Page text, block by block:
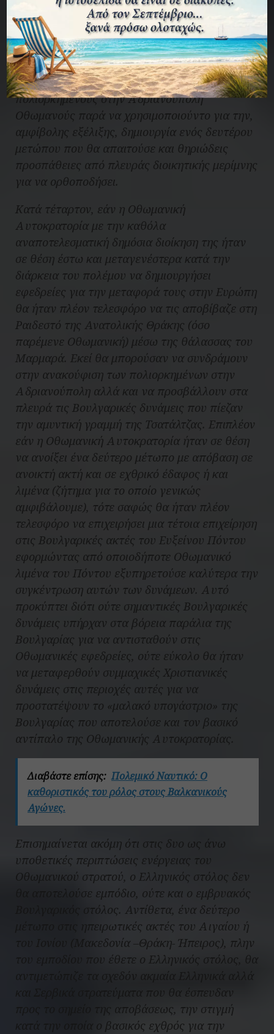
φτάσει λίγα χιλιόμετρα έξω από αυτήν. Εάν
λοιπόν υπήρχαν οι ως άνω εφεδρείες
πιθανότερο ήταν να αποσταλούν δια ξηράς
στην Κωνσταντινούπολη προκειμένου να την
σώσουν και συνάμα να ανακουφίσουν τους
πολιορκημένους στην Αδριανούπολη
Οθωμανούς παρά να χρησιμοποιούντο για την,
αμφίβολης εξέλιξης, δημιουργία ενός δευτέρου
μετώπου που θα απαιτούσε και θηριώδεις
προσπάθειες από πλευράς διοικητικής μερίμνης
για να ορθοποδήσει.
Κατά τέταρτον, εάν η Οθωμανική
Αυτοκρατορία με την καθόλα
αναποτελεσματική δημόσια διοίκηση της ήταν
σε θέση έστω και μεταγενέστερα κατά την
διάρκεια του πολέμου να δημιουργήσει
εφεδρείες για την μεταφορά τους στην Ευρώπη
θα ήταν πλέον τελεσφόρο να τις αποβίβαζε στη
Ραιδεστό της Ανατολικής Θράκης (όσο
παρέμενε Οθωμανική) μέσω της θάλασσας του
Μαρμαρά. Εκεί θα μπορούσαν να συνδράμουν
στην ανακούφιση των πολιορκημένων στην
Αδριανούπολη αλλά και να προσβάλλουν στα
πλευρά τις Βουλγαρικές δυνάμεις που πίεζαν
την αμυντική γραμμή της Τσατάλτζας. Επιπλέον
εάν η Οθωμανική Αυτοκρατορία ήταν σε θέση
να ανοίξει ένα δεύτερο μέτωπο με απόβαση σε
ανοικτή ακτή και σε εχθρικό έδαφος ή και
λιμένα (ζήτημα για το οποίο γενικώς
αμφιβάλουμε), τότε σαφώς θα ήταν πλέον
τελεσφόρο να επιχειρήσει μια τέτοια επιχείρηση
στις Βουλγαρικές ακτές του Ευξείνου Πόντου
εφορμώντας από οποιοδήποτε Οθωμανικό
λιμένα του Πόντου εξυπηρετούσε καλύτερα την
συγκέντρωση αυτών των δυνάμεων. Αυτό
προκύπτει διότι ούτε σημαντικές Βουλγαρικές
δυνάμεις υπήρχαν στα βόρεια παράλια της
Βουλγαρίας για να αντισταθούν στις
Οθωμανικές εφεδρείες, ούτε εύκολο θα ήταν
να μεταφερθούν συμμαχικές Χριστιανικές
δυνάμεις στις περιοχές αυτές για να
προστατέψουν το «μαλακό υπογάστριο» της
Βουλγαρίας που αποτελούσε και τον βασικό
αντίπαλο της Οθωμανικής Αυτοκρατορίας.
Διαβάστε επίσης: Πολεμικό Ναυτικό: Ο
καθοριστικός του ρόλος στους Βαλκανικούς
Αγώνες.
Επισημαίνεται ακόμη ότι στις δυο ως άνω
υποθετικές περιπτώσεις ενέργειας του
Οθωμανικού στρατού, ο Ελληνικός στόλος δεν
θα αποτελούσε εμπόδιο, ούτε και ο εμβρυακός
Βουλγαρικός στόλος. Αντίθετα, ένα δεύτερο
μέτωπο στις ηπειρωτικές ακτές του Αιγαίου ή
του Ιονίου (Μακεδονία –Θράκη- Ήπειρος), πλην
του εμποδίου που έθετε ο Ελληνικός στόλος, θα
και Σερβικά στρατεύματα που θα έσπευδαν
προς το σημείο της αποβάσεως, την στιγμή
κατά την οποία ο βασικός εχθρός για την